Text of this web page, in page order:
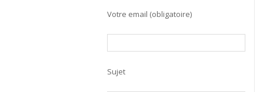
Votre email (obligatoire)
Sujet